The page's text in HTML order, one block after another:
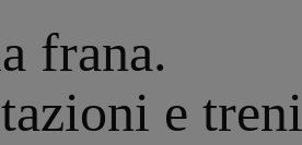
frana.
e treni